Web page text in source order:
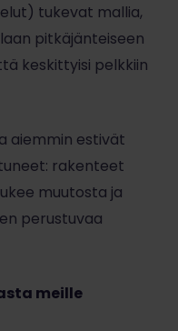
tukevat mallia,
pitkäjänteiseen
keskittyisi pelkkiin
aiemmin estivät
rakenteet
muutosta ja
perustuvaa
meille